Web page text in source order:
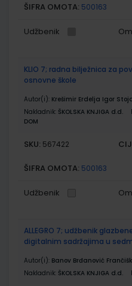
ŠIFRA OMOTA: 500163
Udžbenik
KLIO 7; radna bilježnica za
osnovne škole
Autor(i): Krešimir Erdelja Igor
Nakladnik: ŠKOLSKA KNJIGA d.d.
DOM
SKU: 567422
ŠIFRA OMOTA: 500163
Udžbenik
ALLEGRO 7; udžbenik
digitalnim sadržajima u
Autor(i): Banov Brđanović
Nakladnik: ŠKOLSKA KNJIGA d.d.